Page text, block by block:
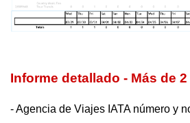
Informe detallado - Más de
- Agencia de Viajes IATA número y